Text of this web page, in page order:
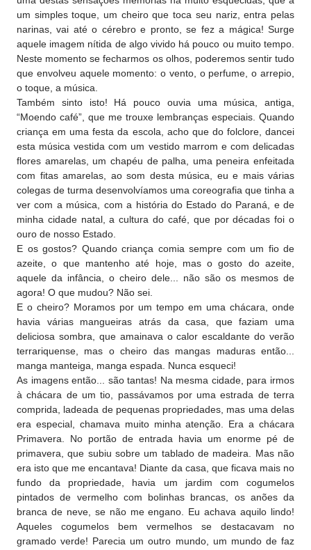
um simples toque, um cheiro que toca seu nariz, entra pelas
narinas, vai até o cérebro e pronto, se fez a mágica! Surge
aquele imagem nítida de algo vivido há pouco ou muito tempo.
Neste momento se fecharmos os olhos, poderemos sentir tudo
que envolveu aquele momento: o vento, o perfume, o arrepio,
o toque, a música.
Também sinto isto! Há pouco ouvia uma música, antiga,
“Moendo café”, que me trouxe lembranças especiais. Quando
criança em uma festa da escola, acho que do folclore, dancei
esta música vestida com um vestido marrom e com delicadas
flores amarelas, um chapéu de palha, uma peneira enfeitada
com fitas amarelas, ao som desta música, eu e mais várias
colegas de turma desenvolvíamos uma coreografia que tinha a
ver com a música, com a história do Estado do Paraná, e de
minha cidade natal, a cultura do café, que por décadas foi o
ouro de nosso Estado.
E os gostos? Quando criança comia sempre com um fio de
azeite, o que mantenho até hoje, mas o gosto do azeite,
aquele da infância, o cheiro dele... não são os mesmos de
agora! O que mudou? Não sei.
E o cheiro? Moramos por um tempo em uma chácara, onde
havia várias mangueiras atrás da casa, que faziam uma
deliciosa sombra, que amainava o calor escaldante do verão
terrariquense, mas o cheiro das mangas maduras então...
manga manteiga, manga espada. Nunca esqueci!
As imagens então... são tantas! Na mesma cidade, para irmos
à chácara de um tio, passávamos por uma estrada de terra
comprida, ladeada de pequenas propriedades, mas uma delas
era especial, chamava muito minha atenção. Era a chácara
Primavera. No portão de entrada havia um enorme pé de
primavera, que subiu sobre um tablado de madeira. Mas não
era isto que me encantava! Diante da casa, que ficava mais no
fundo da propriedade, havia um jardim com cogumelos
pintados de vermelho com bolinhas brancas, os anões da
branca de neve, se não me engano. Eu achava aquilo lindo!
Aqueles cogumelos bem vermelhos se destacavam no
gramado verde! Parecia um outro mundo, um mundo de faz